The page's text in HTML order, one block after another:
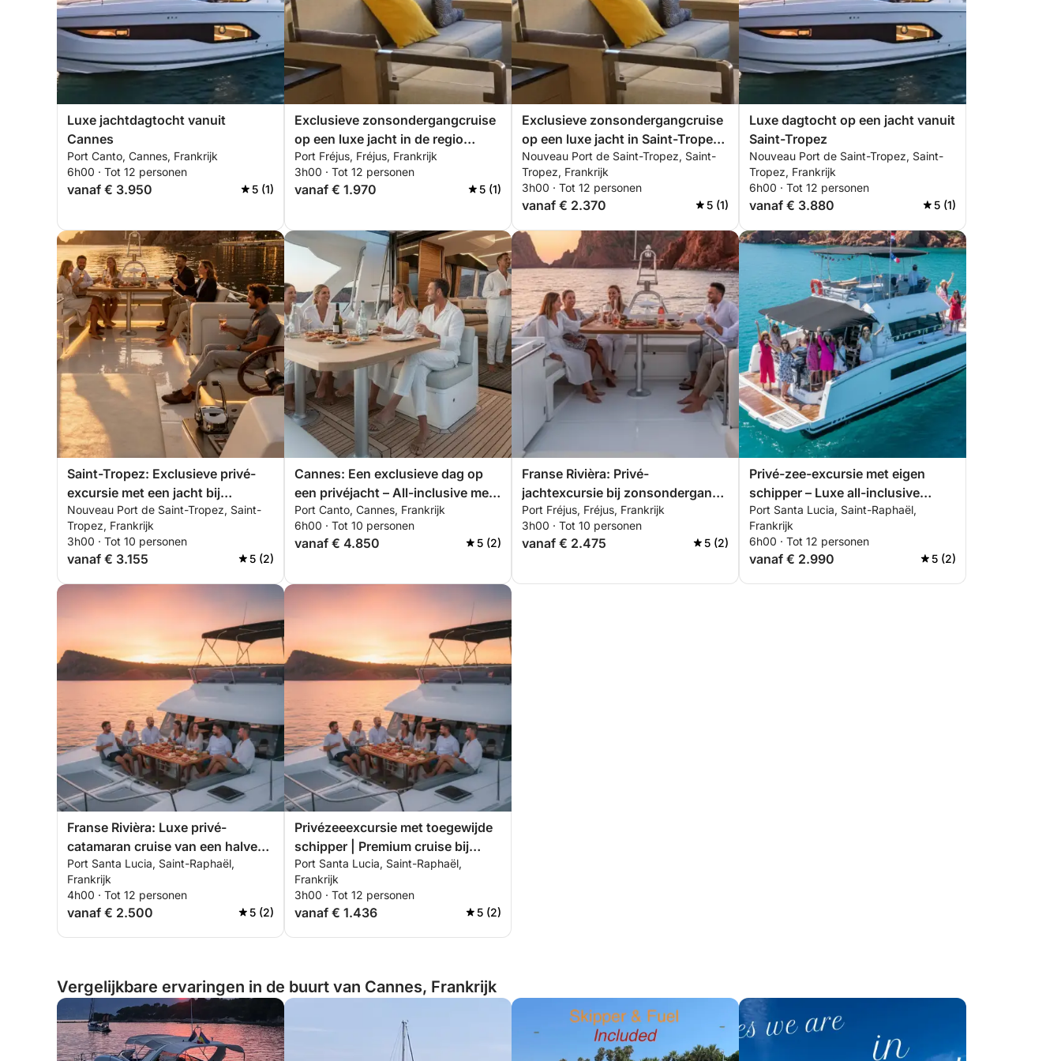
De klant erkent te hebben gelezen en aanvaard dat een uitzonderlijke vervanging van het
gereserveerde schip om technische, veiligheids- of operationele redenen kan plaatsvinden,
zonder dat dit een wezenlijke wijziging van de dienstverlening inhoudt, zolang de essentiële
elementen van de ervaring behouden blijven.
Luxe jachtdagtocht vanuit
Cannes
Port Canto, Cannes, Frankrijk
6h00 · Tot 12 personen
vanaf € 3.950 5 (1)
Exclusieve zonsondergangcruise
op een luxe jacht in de regio
Estérel, inclusief alles.
Port Fréjus, Fréjus, Frankrijk
3h00 · Tot 12 personen
vanaf € 1.970 5 (1)
Exclusieve zonsondergangcruise
op een luxe jacht in Saint-Tropez,
inclusief alles.
Nouveau Port de Saint-Tropez, Saint-
Tropez, Frankrijk
3h00 · Tot 12 personen
vanaf € 2.370 5 (1)
Luxe dagtocht op een jacht vanuit
Saint-Tropez
Nouveau Port de Saint-Tropez, Saint-
Tropez, Frankrijk
6h00 · Tot 12 personen
vanaf € 3.880 5 (1)
Saint-Tropez: Exclusieve privé-
excursie met een jacht bij
zonsondergang in het
Estérelgebergte, inclusief
aperitief, paddleboarden en
snorkelen.
Nouveau Port de Saint-Tropez, Saint-
Tropez, Frankrijk
3h00 · Tot 10 personen
vanaf € 3.155 5 (2)
Cannes: Een exclusieve dag op
een privéjacht – All-inclusive met
brunch en watersporten.
Port Canto, Cannes, Frankrijk
6h00 · Tot 10 personen
vanaf € 4.850 5 (2)
Franse Rivièra: Privé-
jachtexcursie bij zonsondergang
in het Estérelgebergte met
aperitief, paddleboarden en
snorkelen.
Port Fréjus, Fréjus, Frankrijk
3h00 · Tot 10 personen
vanaf € 2.475 5 (2)
Privé-zee-excursie met eigen
schipper – Luxe all-inclusive
catamaran-dagtocht met brunch
en watersporten
Port Santa Lucia, Saint-Raphaël,
Frankrijk
6h00 · Tot 12 personen
vanaf € 2.990 5 (2)
Franse Rivièra: Luxe privé-
catamaran cruise van een halve
dag in Saint-Tropez of Cannes –
inclusief maaltijden en
watersporten.
Port Santa Lucia, Saint-Raphaël,
Frankrijk
4h00 · Tot 12 personen
vanaf € 2.500 5 (2)
Privézeeexcursie met toegewijde
schipper | Premium cruise bij
zonsondergang – Saint-Raphaël,
Estérel en Île d’Or
Port Santa Lucia, Saint-Raphaël,
Frankrijk
3h00 · Tot 12 personen
vanaf € 1.436 5 (2)
Vergelijkbare ervaringen in de buurt van Cannes, Frankrijk